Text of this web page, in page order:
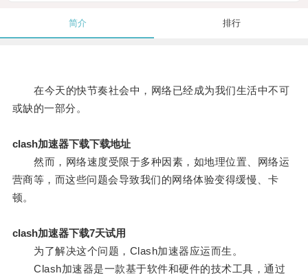
简介 排行
在今天的快节奏社会中，网络已经成为我们生活中不可
或缺的一部分。
clash加速器下载下载地址
然而，网络速度受限于多种因素，如地理位置、网络运
营商等，而这些问题会导致我们的网络体验变得缓慢、卡
顿。
clash加速器下载7天试用
为了解决这个问题，Clash加速器应运而生。
Clash加速器是一款基于软件和硬件的技术工具，通过